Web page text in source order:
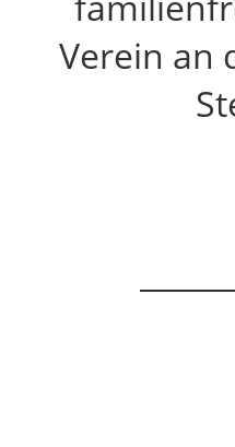
Verein an